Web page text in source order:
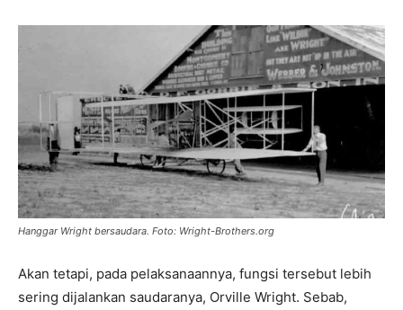
Hanggar Wright bersaudara. Foto: Wright-Brothers.org
Akan tetapi, pada pelaksanaannya, fungsi tersebut lebih
sering dijalankan saudaranya, Orville Wright. Sebab,